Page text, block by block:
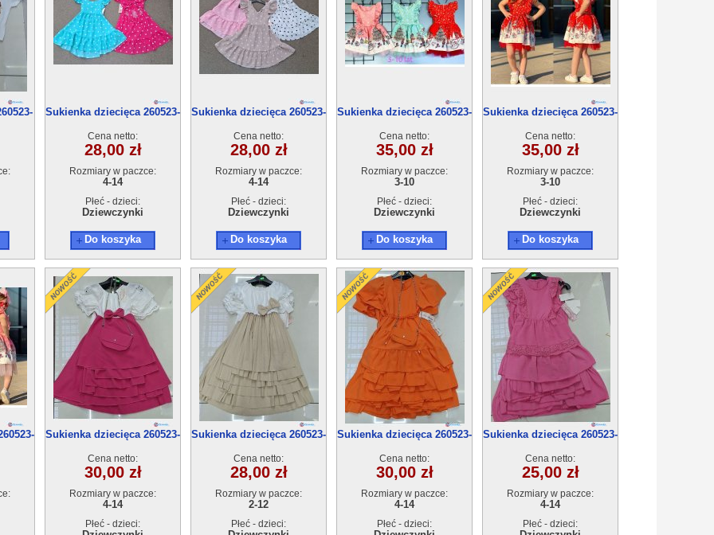
Sukienka dziecięca 260523-
Cena netto:
28,00 zł
Rozmiary w paczce:
4-14
Płeć - dzieci:
Dziewczynki
Do koszyka
Sukienka dziecięca 260523-
Cena netto:
28,00 zł
Rozmiary w paczce:
4-14
Płeć - dzieci:
Dziewczynki
Do koszyka
Sukienka dziecięca 260523-
Cena netto:
35,00 zł
Rozmiary w paczce:
3-10
Płeć - dzieci:
Dziewczynki
Do koszyka
Sukienka dziecięca 260523-
Cena netto:
35,00 zł
Rozmiary w paczce:
3-10
Płeć - dzieci:
Dziewczynki
Do koszyka
Sukienka dziecięca 260523-
Cena netto:
30,00 zł
Rozmiary w paczce:
4-14
Płeć - dzieci:
Sukienka dziecięca 260523-
Cena netto:
28,00 zł
Rozmiary w paczce:
2-12
Płeć - dzieci:
Sukienka dziecięca 260523-
Cena netto:
30,00 zł
Rozmiary w paczce:
4-14
Płeć - dzieci:
Sukienka dziecięca 260523-
Cena netto:
25,00 zł
Rozmiary w paczce:
4-14
Płeć - dzieci: